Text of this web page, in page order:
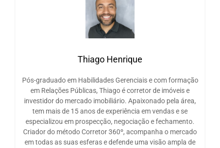
Thiago Henrique
Pós-graduado em Habilidades Gerenciais e com formação
em Relações Públicas, Thiago é corretor de imóveis e
investidor do mercado imobiliário. Apaixonado pela área,
tem mais de 15 anos de experiência em vendas e se
especializou em prospecção, negociação e fechamento.
Criador do método Corretor 360º, acompanha o mercado
em todas as suas esferas e defende uma visão ampla de